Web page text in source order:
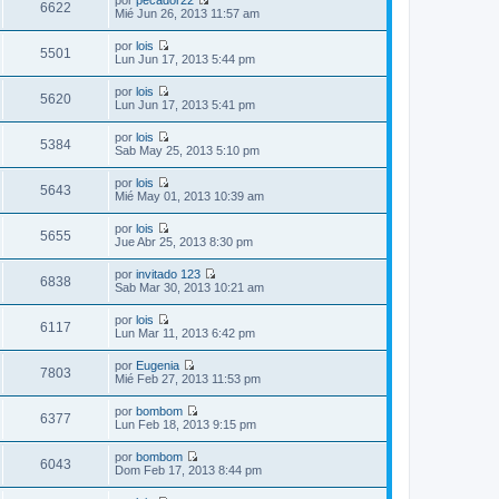
j
e
e
n
s
j
e
m
e
n
s
j
e
ú
l
t
m
e
n
s
j
e
6622
V
t
m
e
n
s
j
e
Mié Jun 26, 2013 11:57 am
5501 por lois
V
l
t
m
e
n
s
j
e
Lun Jun 17, 2013 5:44 pm
5620 por lois
V
l
t
m
e
n
s
a
j
e
Lun Jun 17, 2013 5:41 pm
5384 por lois
V
l
t
m
m
e
n
s
j
e
Sab May 25, 2013 5:10 pm
5643 por lois
V
l
t
i
m
e
n
s
a
j
e
Mié May 01, 2013 10:39 am
5655 por lois
V
e
ú
l
t
m
m
e
n
s
a
j
e
Jue Abr 25, 2013 8:30 pm
6838 por invitado 123
V
l
t
m
e
n
s
e
Sab Mar 30, 2013 10:21 am
6117 por lois
V
ú
l
t
i
m
e
n
s
Lun Mar 11, 2013 6:42 pm
7803 por Eugenia
V
ú
l
t
i
m
Mié Feb 27, 2013 11:53 pm
6377 por bombom
V
l
t
Lun Feb 18, 2013 9:15 pm
6043 por bombom
V
Dom Feb 17, 2013 8:44 pm